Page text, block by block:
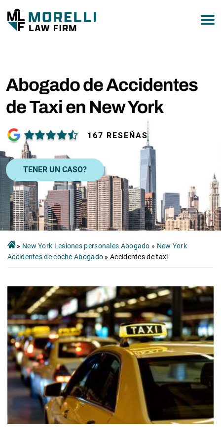
Abogado de Accidentes
de Taxi en New York
167 RESEÑAS
TENER UN CASO?
» New York Lesiones personales Abogado » New York
Accidentes de coche Abogado »Accidentes de taxi